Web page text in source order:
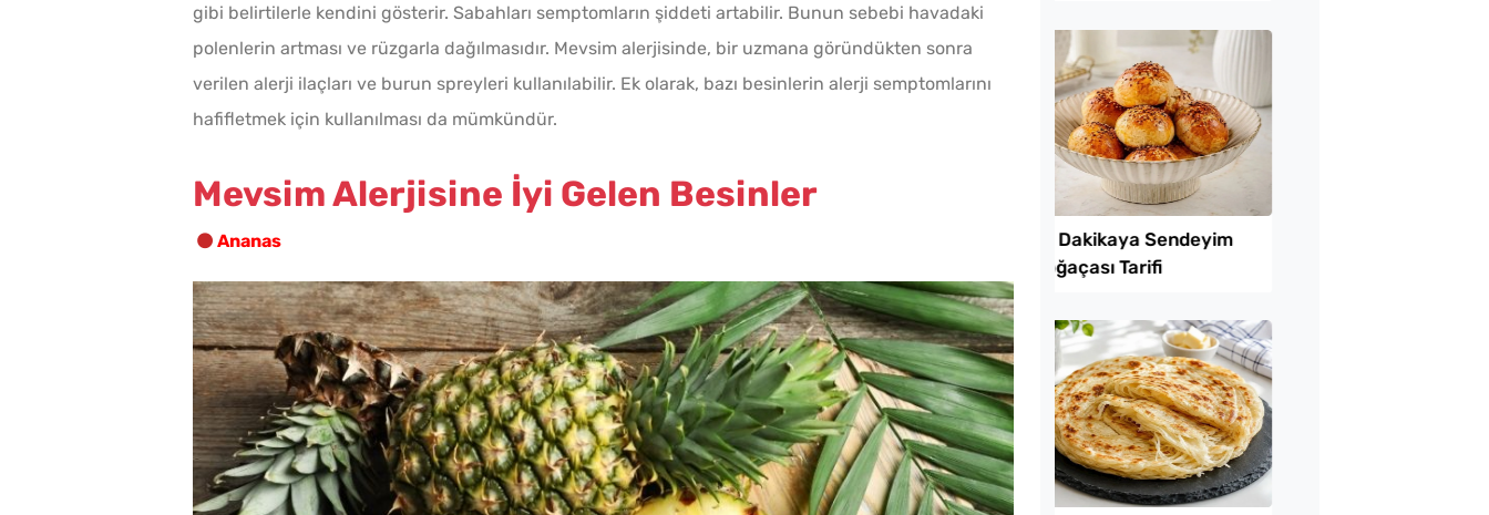
Ev Yapımı Domates Sosu
Kaç Yıl Dayanır?
Mayalandırılır?
Yapmanın 4 Püf Noktası
Bayat Ekmeği Saniyeler
İçinde Taze Hale Getiren
Yöntem
Soğuk Baklava
Lezzetinde Borcam Tatlısı
Tarifi
gibi belirtilerle kendini gösterir. Sabahları semptomların şiddeti artabilir. Bunun sebebi havadaki
polenlerin artması ve rüzgarla dağılmasıdır. Mevsim alerjisinde, bir uzmana göründükten sonra
verilen alerji ilaçları ve burun spreyleri kullanılabilir. Ek olarak, bazı besinlerin alerji semptomlarını
hafifletmek için kullanılması da mümkündür.
Mevsim Alerjisine İyi Gelen Besinler
Ananas